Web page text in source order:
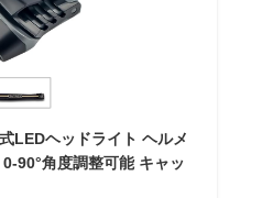
LEDヘッドライト ヘルメ
90°角度調整可能 キャッ